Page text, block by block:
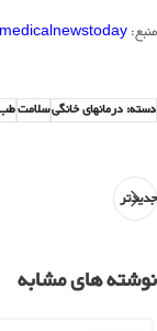
منبع:medicalnewstoday
دسته: درمانهای خانگیسلامت
جدیدتر
نوشته های مشابه